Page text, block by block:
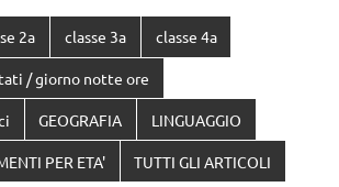
2a classe 3a classe 4a
/ giorno notte ore
GEOGRAFIA LINGUAGGIO
PER ETA' TUTTI GLI ARTICOLI